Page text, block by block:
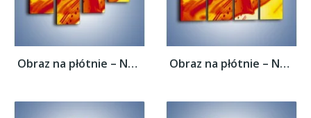
Obraz na płótnie – Nuty odbite w świetle... Obraz na płótnie – Nuty odbite w świetle...